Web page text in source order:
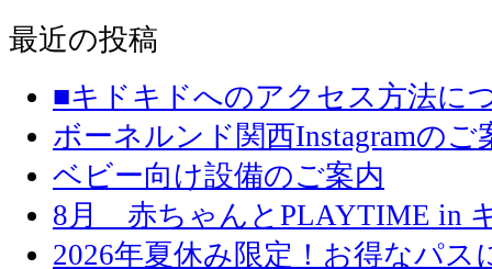
最近の投稿
■キドキドへのアクセス方法に
ボーネルンド関西Instagramのご
ベビー向け設備のご案内
8月 赤ちゃんとPLAYTIME in
2026年夏休み限定！お得なパス